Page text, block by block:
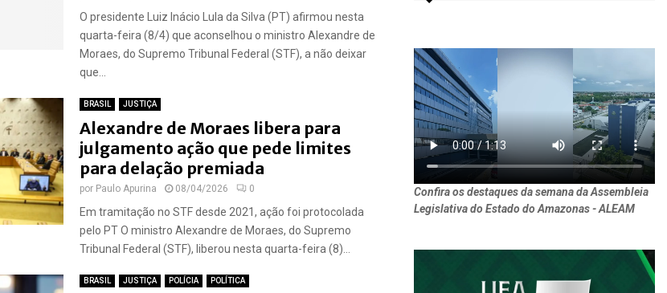
O presidente Luiz Inácio Lula da Silva (PT) afirmou nesta
quarta-feira (8/4) que aconselhou o ministro Alexandre de
Moraes, do Supremo Tribunal Federal (STF), a não deixar
que...
BRASIL JUSTIÇA
Alexandre de Moraes libera para
julgamento ação que pede limites
para delação premiada
por Paulo Apurina 08/04/2026 0
Em tramitação no STF desde 2021, ação foi protocolada
pelo PT O ministro Alexandre de Moraes, do Supremo
Tribunal Federal (STF), liberou nesta quarta-feira (8)...
BRASIL JUSTIÇA POLÍCIA POLÍTICA
Confira os destaques da semana da Assembleia
Legislativa do Estado do Amazonas - ALEAM